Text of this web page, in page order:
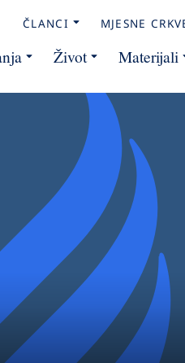
ČLANCI MJESNE
Život Materijali